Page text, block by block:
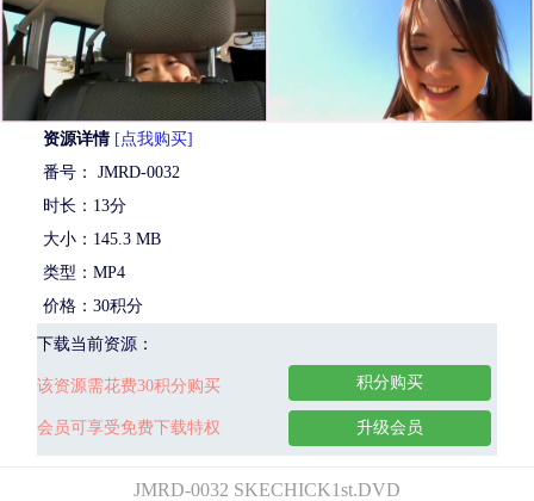
资源详情 [点我购买]
番号： JMRD-0032
时长：13分
大小：145.3 MB
类型：MP4
价格：30积分
下载当前资源：
该资源需花费30积分购买
会员可享受免费下载特权
积分购买
升级会员
JMRD-0032 SKECHICK1st.DVD